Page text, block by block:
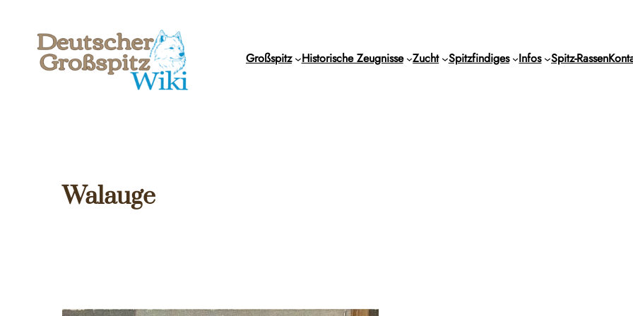
Inhalt
springen
Großspitz Historische Zeugnisse Zucht Spitzfindiges Infos Spitz-Rassen
Walauge